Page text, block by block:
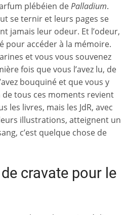
plébéien dePalladium.
se ternir et leurs pages se
jamais leur odeur. Et l’odeur,
pour accéder à la mémoire.
et vous vous souvenez
fois que vous l’avez lu, de
bouquiné et que vous y
de tous ces moments revient
les livres, mais les JdR, avec
illustrations, atteignent un
c’est quelque chose de
cravate pour le